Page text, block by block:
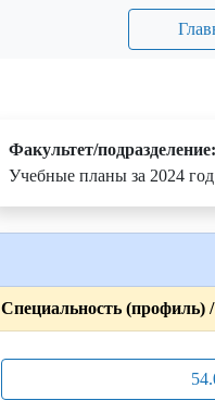
Факультет/подразделение:
Учебные планы за 2024 год
Специальность (профиль)